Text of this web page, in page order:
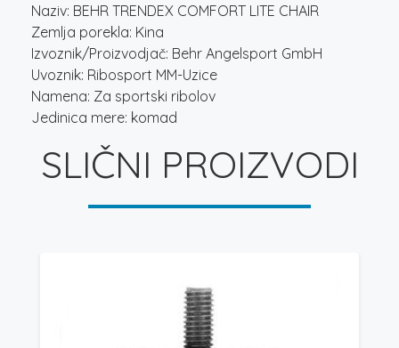
Naziv: BEHR TRENDEX COMFORT LITE CHAIR
Zemlja porekla: Kina
Izvoznik/Proizvodjač: Behr Angelsport GmbH
Uvoznik: Ribosport MM-Uzice
Namena: Za sportski ribolov
Jedinica mere: komad
SLIČNI PROIZVODI